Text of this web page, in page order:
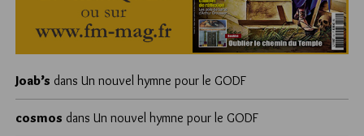
Joab’s dans Un nouvel hymne pour le GODF
cosmos dans Un nouvel hymne pour le GODF